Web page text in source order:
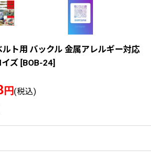
ト用 バックル 金属アレルギー対応
ズ [BOB-24]
円 (税込)